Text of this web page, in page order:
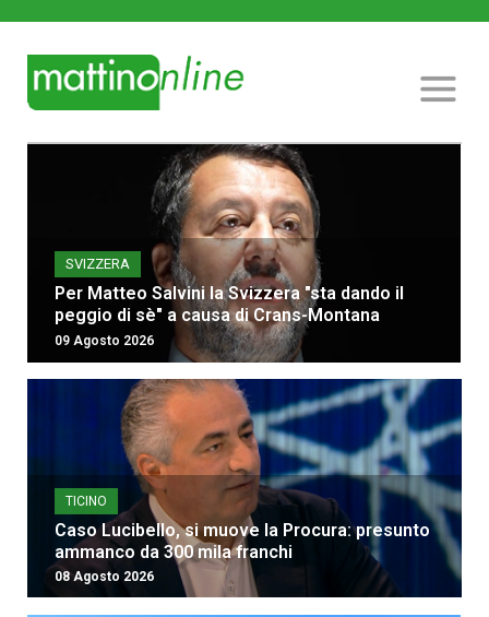
SVIZZERA
Per Matteo Salvini la Svizzera "sta dando il
peggio di sè" a causa di Crans-Montana
09 Agosto 2026
TICINO
Caso Lucibello, si muove la Procura: presunto
ammanco da 300 mila franchi
08 Agosto 2026